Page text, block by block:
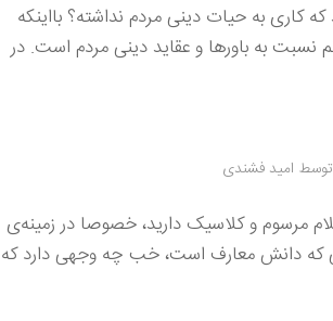
کاری به حیات دینی مردم نداشته؟ بااینکه
نسبت به باورها و عقاید دینی مردم است. در
توسط امید فشندی
مرسوم و کلاسیک دارید، خصوصا در زمینه‌ی
که دانش معارف است، خب چه وجهی دارد که